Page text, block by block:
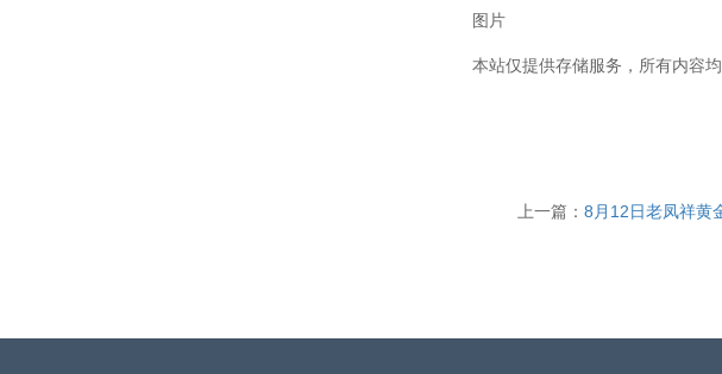
图片
本站仅提供存储服务，所有内容
上一篇： 8月12日老凤祥黄